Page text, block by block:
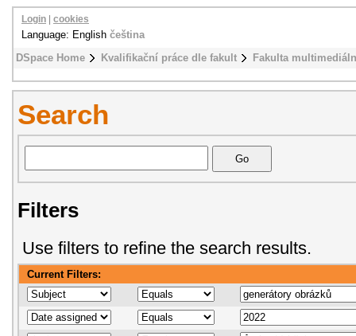
DSpace Home Kvalifikační práce dle fakult Fakulta
Login cookies
Language: English čeština
Search
Filters
Use filters to refine the search results.
Current Filters: